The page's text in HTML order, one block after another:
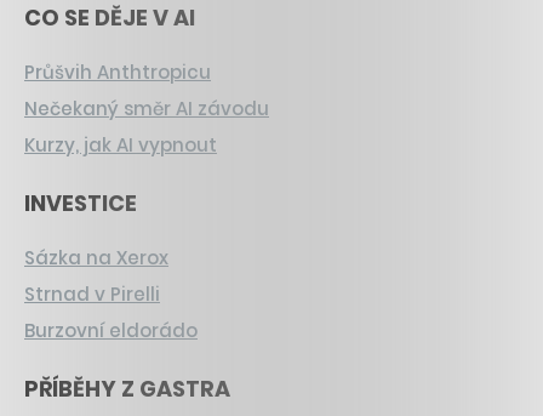
CO SE DĚJE V AI
Průšvih Anthtropicu
Nečekaný směr AI závodu
Kurzy, jak AI vypnout
INVESTICE
Sázka na Xerox
Strnad v Pirelli
Burzovní eldorádo
PŘÍBĚHY Z GASTRA